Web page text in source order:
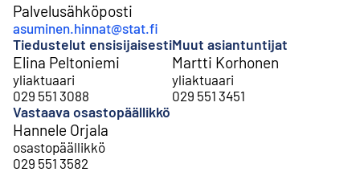
Palvelusähköposti
asuminen.hinnat@stat.fi
Tiedustelut ensisijaisesti
Elina Peltoniemi
yliaktuaari
029 551 3088
Muut asiantuntijat
Martti Korhonen
yliaktuaari
029 551 3451
Vastaava osastopäällikkö
Hannele Orjala
osastopäällikkö
029 551 3582